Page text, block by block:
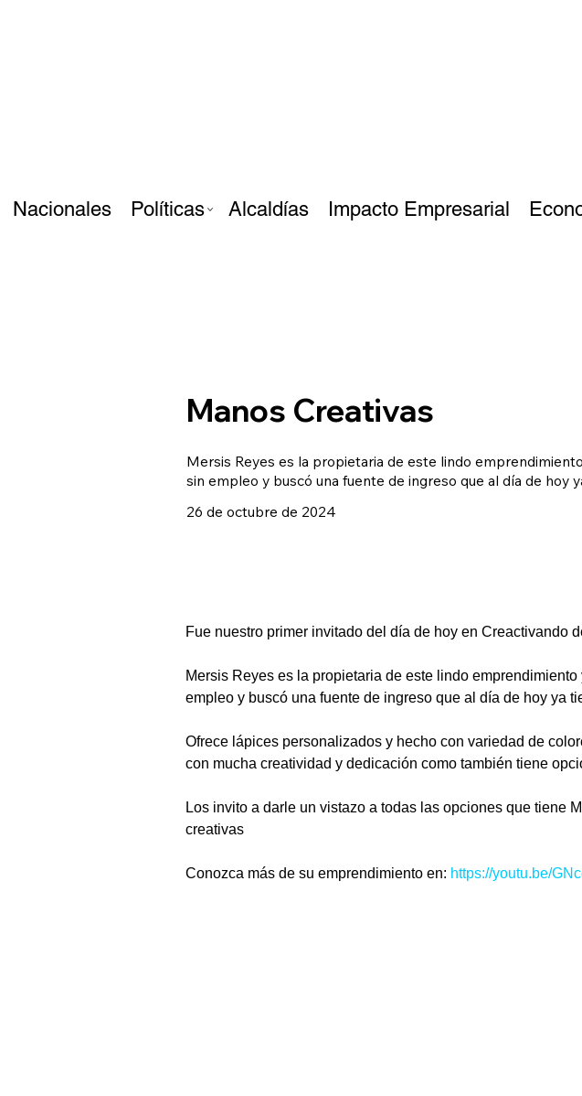
Nacionales Políticas Alcaldías Impacto Empresarial
Manos Creativas
Mersis Reyes es la propietaria de este lindo
sin empleo y buscó una fuente de ingreso que al día de hoy
26 de octubre de 2024
Fue nuestro primer invitado del día de hoy en Creactivando
Mersis Reyes es la propietaria de este lindo
empleo y buscó una fuente de ingreso que al día de hoy ya
Ofrece lápices personalizados y hecho con variedad de
con mucha creatividad y dedicación como también tiene
Los invito a darle un vistazo a todas las opciones que tiene
creativas
Conozca más de su emprendimiento en: https://youtu.be/